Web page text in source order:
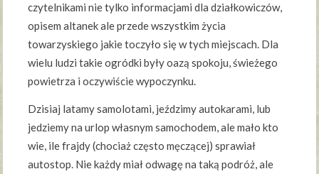
czytelnikami nie tylko informacjami dla działkowiczów,
opisem altanek ale przede wszystkim życia
towarzyskiego jakie toczyło się w tych miejscach. Dla
wielu ludzi takie ogródki były oazą spokoju, świeżego
powietrza i oczywiście wypoczynku.
Dzisiaj latamy samolotami, jeździmy autokarami, lub
jedziemy na urlop własnym samochodem, ale mało kto
wie, ile frajdy (chociaż często męczącej) sprawiał
autostop. Nie każdy miał odwagę na taką podróż, ale